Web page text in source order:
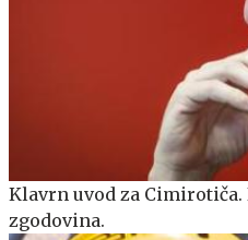
Klavrn uvod za
zgodovina.